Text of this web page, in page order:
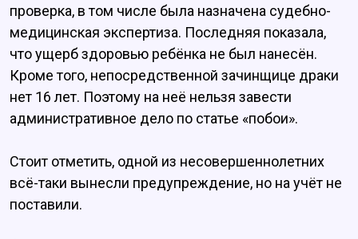
проверка, в том числе была назначена судебно-
медицинская экспертиза. Последняя показала,
что ущерб здоровью ребёнка не был нанесён.
Кроме того, непосредственной зачинщице драки
нет 16 лет. Поэтому на неё нельзя завести
административное дело по статье «побои».
Стоит отметить, одной из несовершеннолетних
всё-таки вынесли предупреждение, но на учёт не
поставили.